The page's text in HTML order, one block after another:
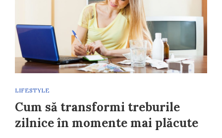
LIFESTYLE
Cum să transformi treburile
zilnice în momente mai plăcute